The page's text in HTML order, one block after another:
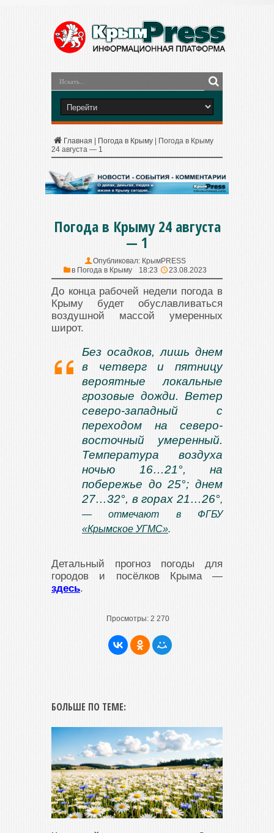
Главная Погода в Крыму
Погода в Крыму
24 августа — 1
Погода в Крыму 24 августа
— 1
Опубликовал: КрымPRESS
в Погода в Крыму 18:23 23.08.2023
До конца рабочей недели погода в
Крыму будет обуславливаться
воздушной массой умеренных
широт.
Без осадков, лишь днем
в четверг и пятницу
вероятные локальные
грозовые дожди. Ветер
северо-западный с
переходом на северо-
восточный умеренный.
Температура воздуха
ночью 16…21°, на
побережье до 25°; днем
27…32°, в горах 21…26°,
— отмечают в ФГБУ
«Крымское УГМС».
Детальный прогноз погоды для
городов и посёлков Крыма —
здесь.
Просмотры: 2 270
БОЛЬШЕ ПО ТЕМЕ: